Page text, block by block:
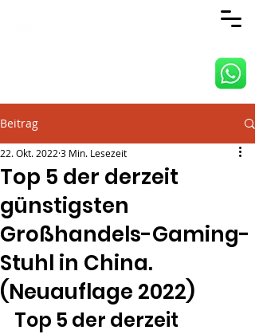
Beitrag
Top 5 der derzeit
günstigsten
Großhandels-Gaming-
Stuhl in China.
(Neuauflage 2022)
22. Okt. 2022 3 Min. Lesezeit
Top 5 der derzeit